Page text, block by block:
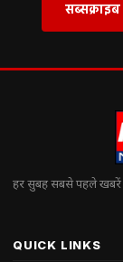
हर सुबह सबसे पहले खबरें।
QUICK LINKS